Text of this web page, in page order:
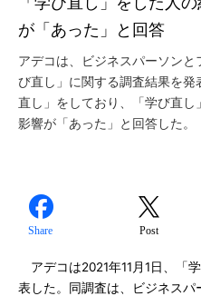
が「あった」と回答
アデコは、ビジネスパーソン
び直し」に関する調査結果を
直し」をしており、「学び直
影響が「あった」と回答した。
Share Post
アデコは2021年11月1日、「
表した。同調査は、ビジネス